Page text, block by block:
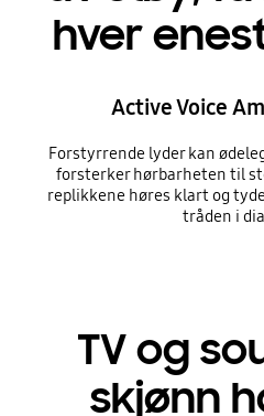
hver
Active Voice
Forstyrrende lyder kan
forsterker hørbarheten til
replikkene høres klart og
tråden i
TV og
skjønn